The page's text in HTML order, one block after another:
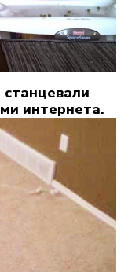
интернета.